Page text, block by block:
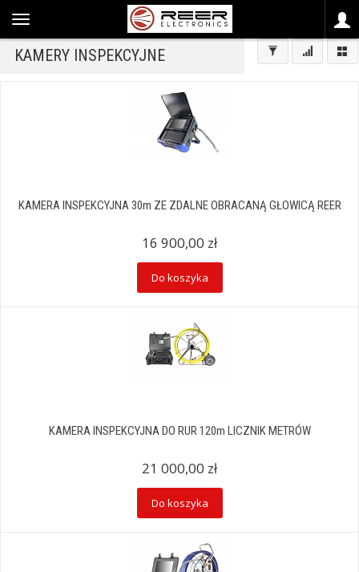
KAMERY INSPEKCYJNE
KAMERA INSPEKCYJNA 30m ZE ZDALNE OBRACANĄ GŁOWICĄ REER
16 900,00 zł
Do koszyka
KAMERA INSPEKCYJNA DO RUR 120m LICZNIK METRÓW
21 000,00 zł
Do koszyka